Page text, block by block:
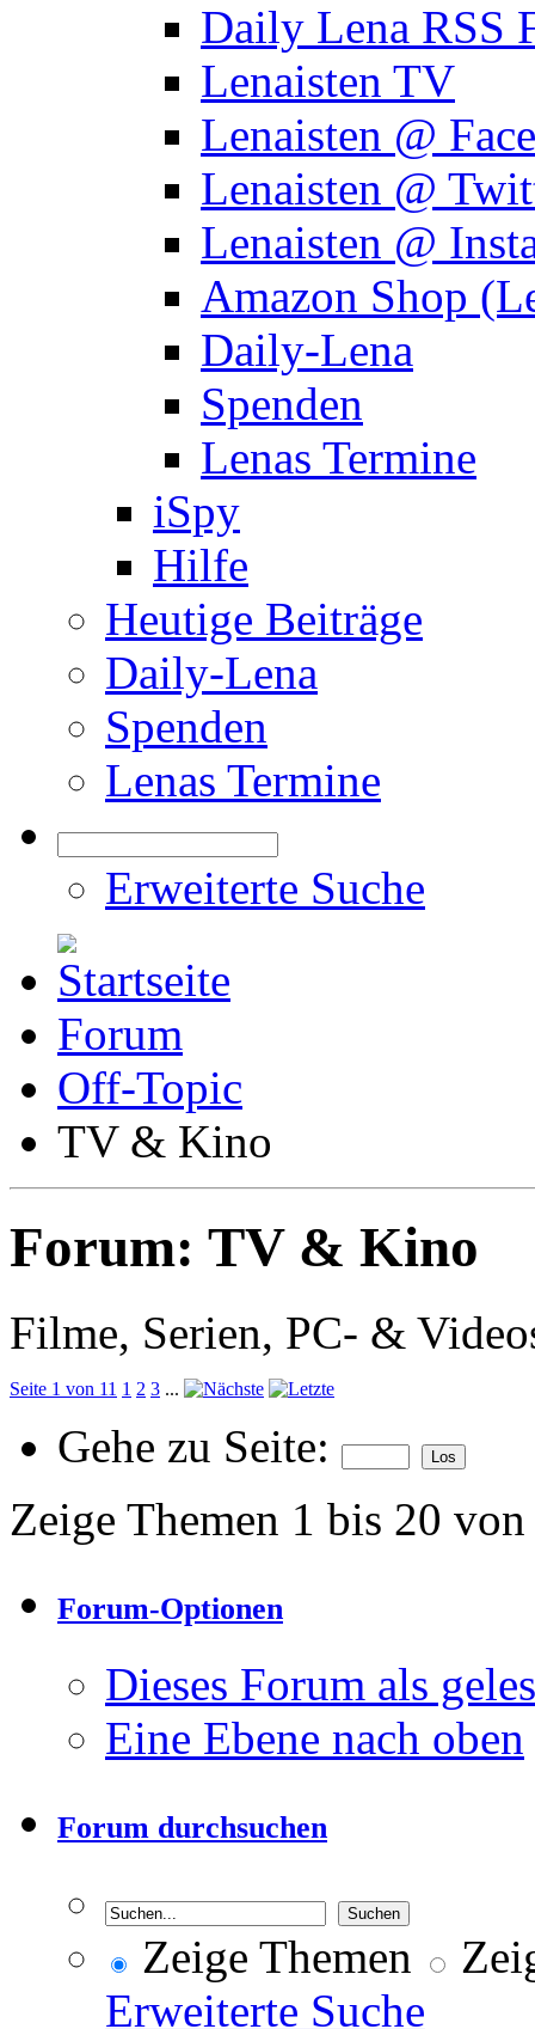
Daily Lena RSS
Lenaisten TV
Lenaisten @
Lenaisten @
Lenaisten @
Amazon Shop
Daily-Lena
Spenden
Lenas Termine
iSpy
Hilfe
Heutige Beiträge
Daily-Lena
Spenden
Lenas Termine
Erweiterte Suche
Forum
Off-Topic
TV & Kino
Forum: TV & Kino
Filme, Serien, PC- &
Seite 1 von 11 1 2 3 ...
Gehe zu Seite:
Zeige Themen 1 bis 20
Forum-Optionen
Dieses Forum als
Eine Ebene nach oben
Forum durchsuchen
Zeige Themen
Erweiterte Suche